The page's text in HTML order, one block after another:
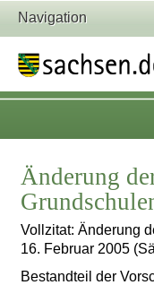
Navigation
Änderung
Vollzitat: Änderung
16. Februar 2005
Bestandteil der